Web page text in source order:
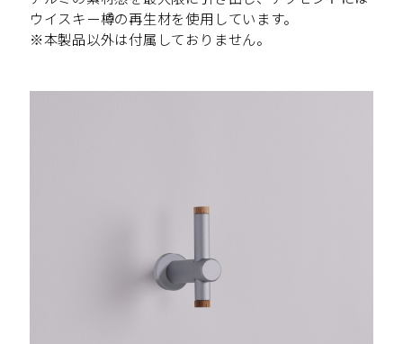
ウイスキー樽の再生材を使用しています。
※本製品以外は付属しておりません。